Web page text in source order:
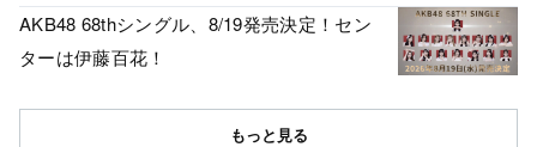
AKB48 68thシングル、8/19発売決定！セン
ターは伊藤百花！
もっと見る